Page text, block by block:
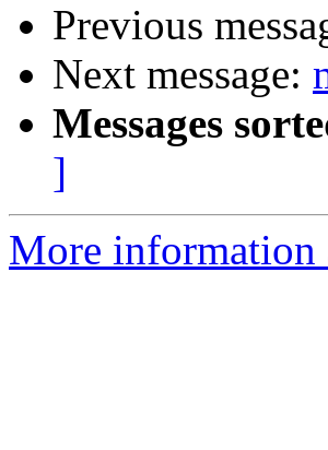
Previous
Next message:
Messages
]
More